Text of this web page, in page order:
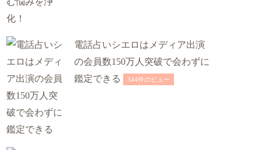
電話占いシエロはメディア出演
の会員数150万人突破で会わずに
鑑定できる
344件のビュー